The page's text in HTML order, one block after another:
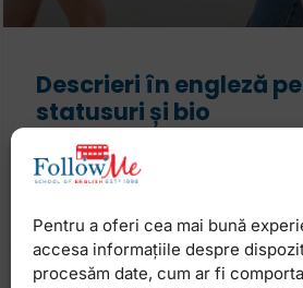
Pentru a oferi cea mai bună
accesa informațiile despre
procesăm date, cum ar fi
Descrieri în engleză
statusuri și bio
Vrei să înveți mai bine să
expresive cu captions sau
25 februarie 2026 Niciun comentariu